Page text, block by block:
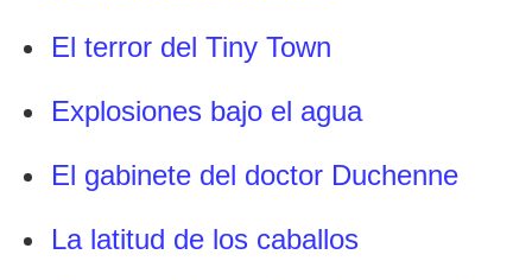
El terror del Tiny Town
Explosiones bajo el agua
El gabinete del doctor Duchenne
La latitud de los caballos